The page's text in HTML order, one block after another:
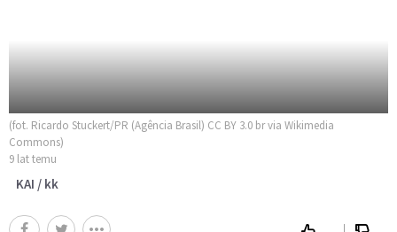
(fot. Ricardo Stuckert/PR (Agência Brasil) CC BY 3.0 br via Wikimedia
Commons)
9 lat temu
KAI / kk